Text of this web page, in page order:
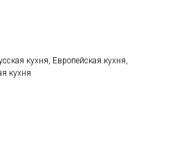
кухня, Европейская кухня,
кухня